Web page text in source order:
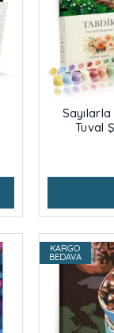
Tuval
KARGO
BEDAVA